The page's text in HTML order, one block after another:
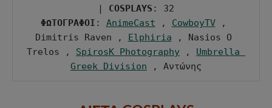
| COSPLAYS
ΦΩΤΟΓΡΑΦΟΙ : AnimeCast , CowboyTV ,
Dimitris Raven , Elphiria , Nasios O
Trelos , SpirosK Photography , Umbrella
Greek Division , Αντώνης